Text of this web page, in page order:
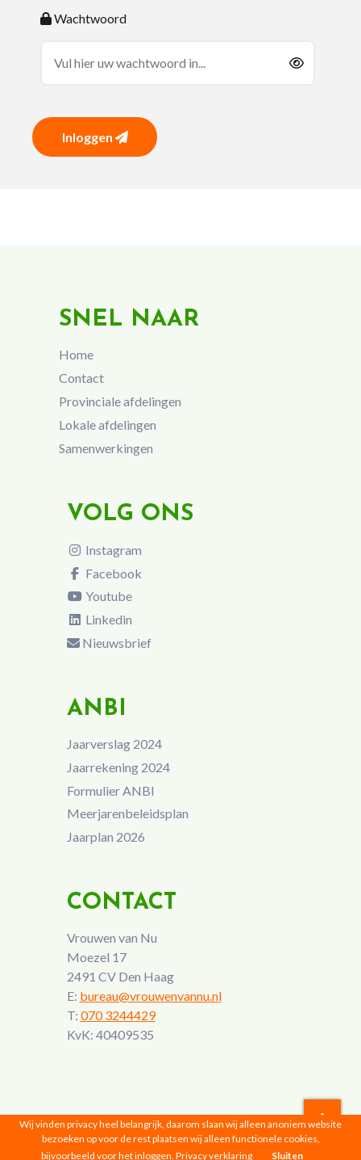
Wachtwoord
Inloggen
SNEL NAAR
Home
Contact
Provinciale afdelingen
Lokale afdelingen
Samenwerkingen
VOLG ONS
Instagram
Facebook
Youtube
Linkedin
Nieuwsbrief
ANBI
Jaarverslag 2024
Jaarrekening 2024
Formulier ANBI
Meerjarenbeleidsplan
Jaarplan 2026
CONTACT
Vrouwen van Nu
Moezel 17
2491 CV Den Haag
E: bureau@vrouwenvannu.nl
T: 070 3244429
KvK: 40409535
Vrouwen van Nu © 2026 |Privacyverklaring
Wij vinden privacy heel belangrijk, daarom slaan wij alleen anoniem website
bezoeken op voor de rest plaatsen wij alleen functionele cookies,
bijvoorbeeld voor het inloggen. Privacy verklaring Sluiten